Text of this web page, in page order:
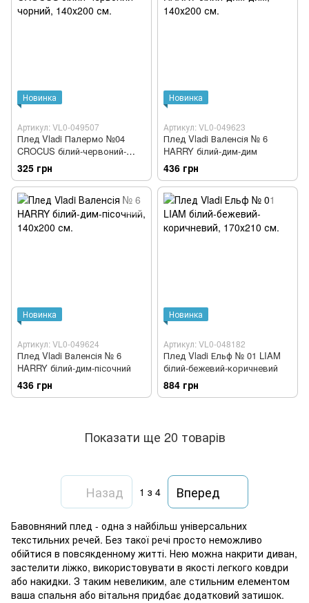
Новинка
Артикул: VL0-049507
Плед Vladi Палермо №04
CROCUS білий-червоний-
чорний
325 грн
Новинка
Артикул: VL0-049623
Плед Vladi Валенсія № 6
HARRY білий-дим-дим
436 грн
Новинка
Артикул: VL0-049624
Плед Vladi Валенсія № 6
HARRY білий-дим-пісочний
436 грн
Новинка
Артикул: VL0-048182
Плед Vladi Ельф № 01 LIAM
білий-бежевий-коричневий
884 грн
Показати ще 20 товарів
Назад 1 з 4 Вперед
Бавовняний плед - одна з найбільш універсальних
текстильних речей. Без такої речі просто неможливо
обійтися в повсякденному житті. Нею можна накрити диван,
застелити ліжко, використовувати в якості легкого ковдри
або накидки. З таким невеликим, але стильним елементом
ваша спальня або вітальня придбає додатковий затишок.